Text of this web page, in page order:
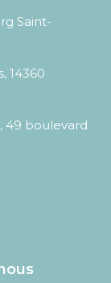
Saint-
14360
49 boulevard